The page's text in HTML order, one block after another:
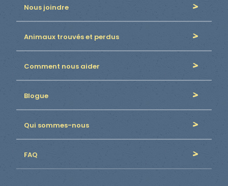
Nous joindre
Animaux trouvés et perdus
Comment nous aider
Blogue
Qui sommes-nous
FAQ